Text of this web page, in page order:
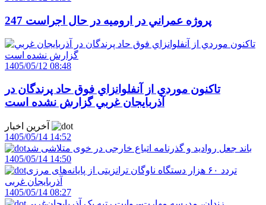
247 پروژه عمراني در اروميه در حال اجراست
1405/05/12 08:48
تاکنون موردي از آنفلوانزاي فوق حاد پرندگان در
آذربايجان غربي گزارش نشده است
1405/05/14 14:52
باند جعل روادید و گذرنامه اتباع خارجی در خوی متلاشی شد
1405/05/14 14:50
تردد ۶۰ هزار دستگاه ناوگان ترانزیتی از پایانه‌های مرزی
آذربایجان ‌غربی
1405/05/14 08:27